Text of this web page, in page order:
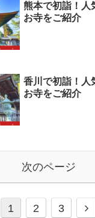
熊本で初詣！人
お寺をご紹介
香川で初詣！人
お寺をご紹介
次のページ
1 2 3
次